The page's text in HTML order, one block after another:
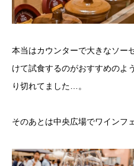
本当はカウンターで大きなソー
けて試食するのがおすすめのよ
り切れてました…。
そのあとは中央広場でワインフ